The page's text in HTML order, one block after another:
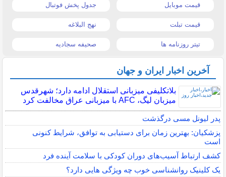
قیمت موبایل جدول پخش فوتبال
قیمت تبلت نهج البلاغه
تیتر روزنامه ها صحیفه سجادیه
آخرین اخبار ایران و جهان
بلاتکلیفی میزبانی استقلال ادامه دارد؛ شهرقدس
میزبان لیگ، AFC با میزبانی عراق مخالفت کرد
پدر لیونل مسی درگذشت
پزشکیان: بهترین زمان برای دستیابی به توافق، شرایط کنونی
است
کشف ارتباط آسیب‌های دوران کودکی با سلامت آینده فرد
یک کلینیک روانشناسی خوب چه ویژگی هایی دارد؟